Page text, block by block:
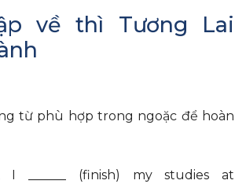
về thì Tương Lai
từ phù hợp trong ngoặc để hoàn
I ______ (finish) my studies at